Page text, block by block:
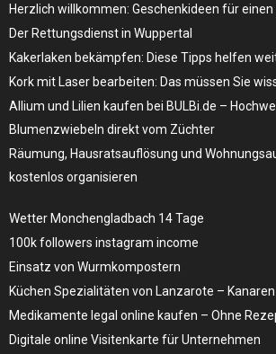
Herzlich willkommen: Geschenkideen für
Der Rettungsdienst in Wuppertal
Kakerlaken bekämpfen: Diese Tipps helfen
Kork mit Laser bearbeiten: Das müssen Sie
Allium und Lilien kaufen bei BULBi.de –
Blumenzwiebeln direkt vom Züchter
Räumung, Hausratsauflösung und
kostenlos organisieren
Wetter Monchengladbach 14 Tage
100k followers instagram income
Einsatz von Wurmkompostern
Küchen Spezialitäten von Lanzarote – Kanaren
Medikamente legal online kaufen – Ohne
Digitale online Visitenkarte für Unternehmen